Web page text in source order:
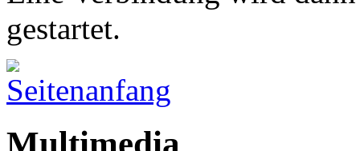
gestartet.
Multimedia